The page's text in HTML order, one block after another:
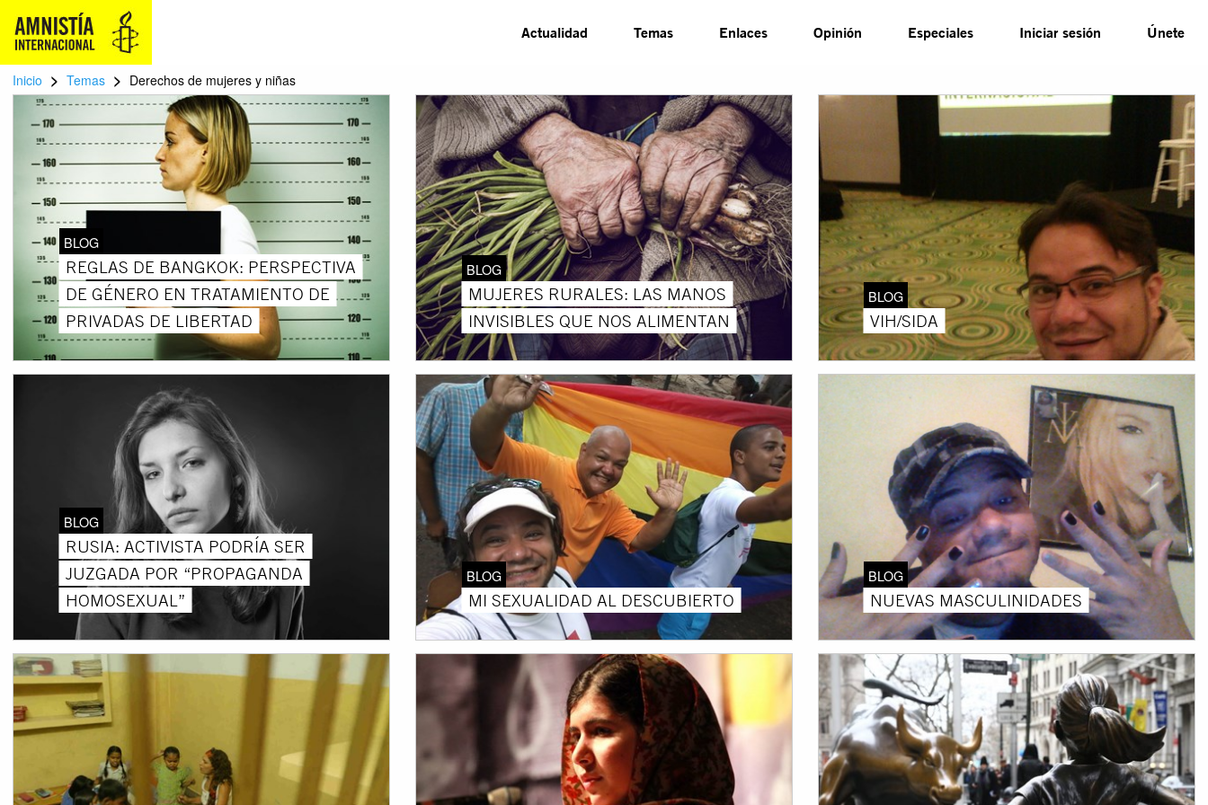
Actualidad Temas Enlaces Opinión Especiales Iniciar sesión Únete
Inicio > Temas > Derechos de mujeres y niñas
BLOG
REGLAS DE BANGKOK: PERSPECTIVA
DE GÉNERO EN TRATAMIENTO DE
PRIVADAS DE LIBERTAD
BLOG
MUJERES RURALES: LAS MANOS
INVISIBLES QUE NOS ALIMENTAN
BLOG
VIH/SIDA
BLOG
RUSIA: ACTIVISTA PODRÍA SER
JUZGADA POR “PROPAGANDA
HOMOSEXUAL”
BLOG
MI SEXUALIDAD AL DESCUBIERTO
BLOG
NUEVAS MASCULINIDADES